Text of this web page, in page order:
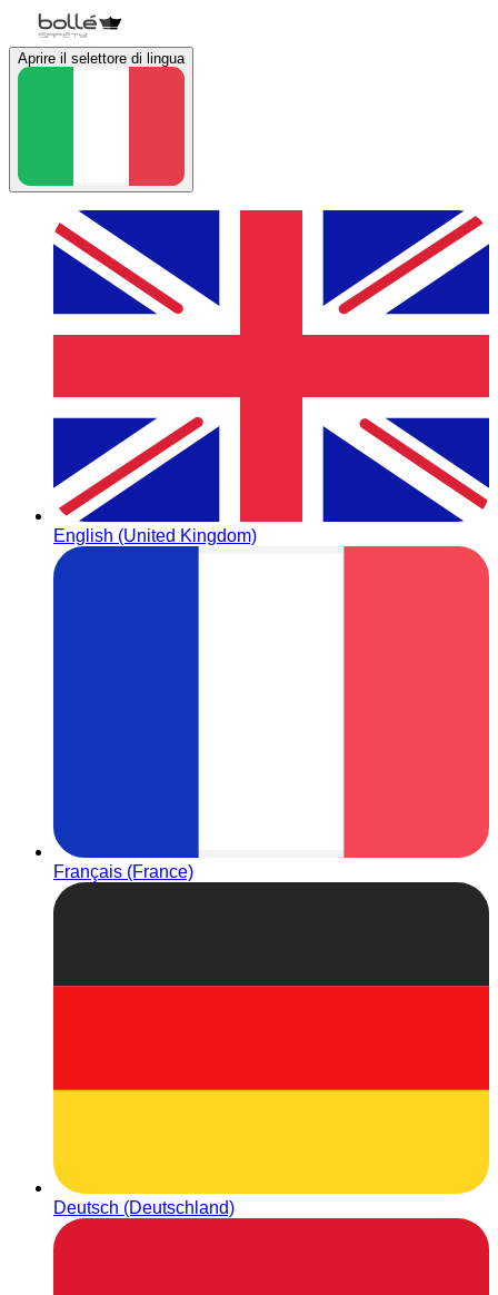
Aprire il selettore di lingua
English (United Kingdom)
Français (France)
Deutsch (Deutschland)